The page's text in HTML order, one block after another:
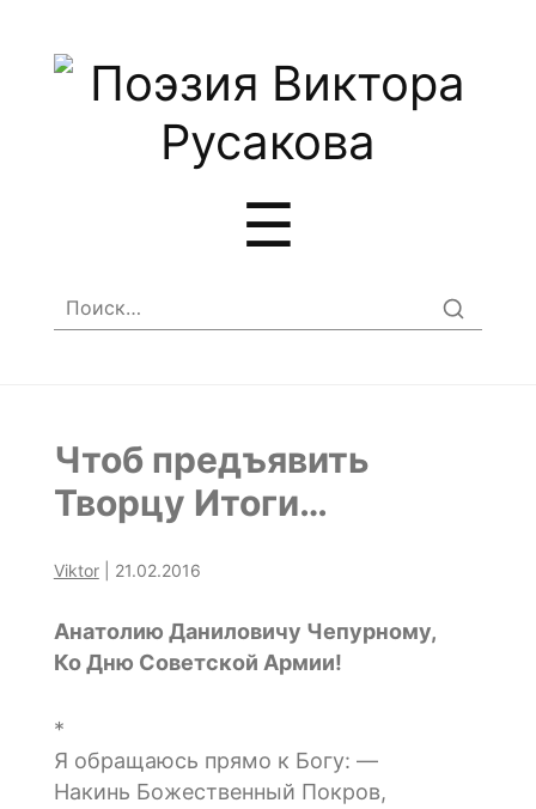
☰
Найти:
Чтоб предъявить
Творцу Итоги…
Viktor 21.02.2016
Анатолию Даниловичу Чепурному,
Ко Дню Советской Армии!
*
Я обращаюсь прямо к Богу: —
Накинь Божественный Покров,